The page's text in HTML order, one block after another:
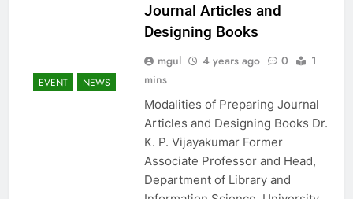
EVENT NEWS
Journal Articles and
Designing Books
mgul 4 years ago 0
1
mins
Modalities of Preparing Journal
Articles and Designing Books Dr.
K. P. Vijayakumar Former
Associate Professor and Head,
Department of Library and